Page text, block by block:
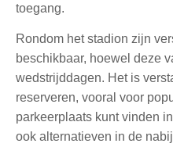
toegang.
Rondom het stadion zijn
beschikbaar, hoewel deze
wedstrijddagen. Het is
reserveren, vooral voor
parkeerplaats kunt vinden
ook alternatieven in de